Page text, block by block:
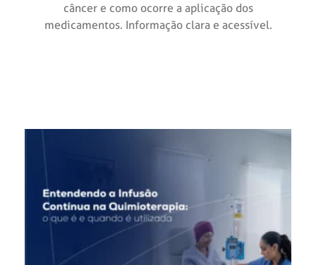
câncer e como ocorre a aplicação dos
medicamentos. Informação clara e acessível.